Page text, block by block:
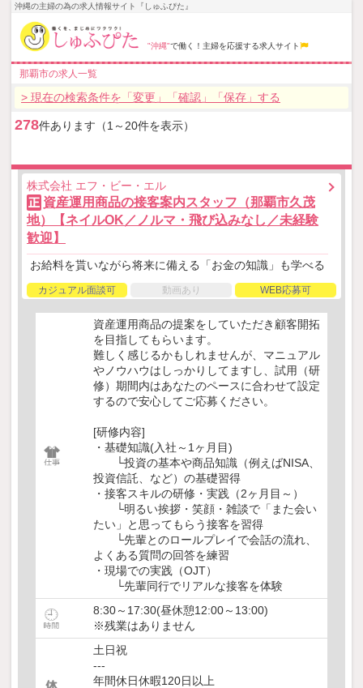
沖縄の主婦の為の求人情報サイト『しゅふぴた』
"沖縄"で働く！主婦を応援する求人サイト
那覇市の求人一覧
> 現在の検索条件を「変更」「確認」「保存」する
278件あります（1～20件を表示）
株式会社 エフ・ビー・エル
正 資産運用商品の接客案内スタッフ（那覇市久茂
地）【ネイルOK／ノルマ・飛び込みなし／未経験
歓迎】
お給料を貰いながら将来に備える「お金の知識」も学べる
カジュアル面談可 動画あり WEB応募可
資産運用商品の提案をしていただき顧客開拓
を目指してもらいます。
難しく感じるかもしれませんが、マニュアル
やノウハウはしっかりしてますし、試用（研
修）期間内はあなたのペースに合わせて設定
するので安心してご応募ください。
[研修内容]
・基礎知識(入社～1ヶ月目)
└投資の基本や商品知識（例えばNISA、
投資信託、など）の基礎習得
・接客スキルの研修・実践（2ヶ月目～）
└明るい挨拶・笑顔・雑談で「また会い
たい」と思ってもらう接客を習得
└先輩とのロールプレイで会話の流れ、
よくある質問の回答を練習
・現場での実践（OJT）
└先輩同行でリアルな接客を体験
8:30～17:30(昼休憩12:00～13:00)
※残業はありません
土日祝
---
年間休日休暇120日以上